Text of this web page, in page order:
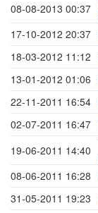
08-08-2013 00:37
17-10-2012 20:37
18-03-2012 11:12
13-01-2012 01:06
22-11-2011 16:54
02-07-2011 16:47
19-06-2011 14:40
08-06-2011 16:28
31-05-2011 19:23